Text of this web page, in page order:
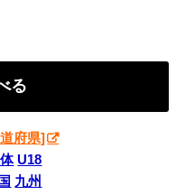
る
府県]
U18
九州